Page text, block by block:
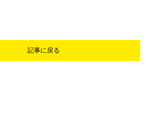
記事に戻る